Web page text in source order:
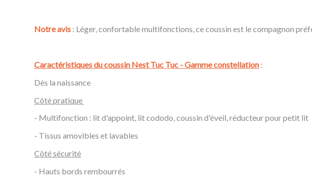
Notre avis : Léger, confortable multifonctions, ce coussin est le compagnon
Caractéristiques du coussin Nest Tuc Tuc - Gamme constellation :
Dès la naissance
Côté pratique
- Multifonction : lit d'appoint, lit cododo, coussin d'éveil, réducteur pour petit lit
- Tissus amovibles et lavables
Côté sécurité
- Hauts bords rembourrés